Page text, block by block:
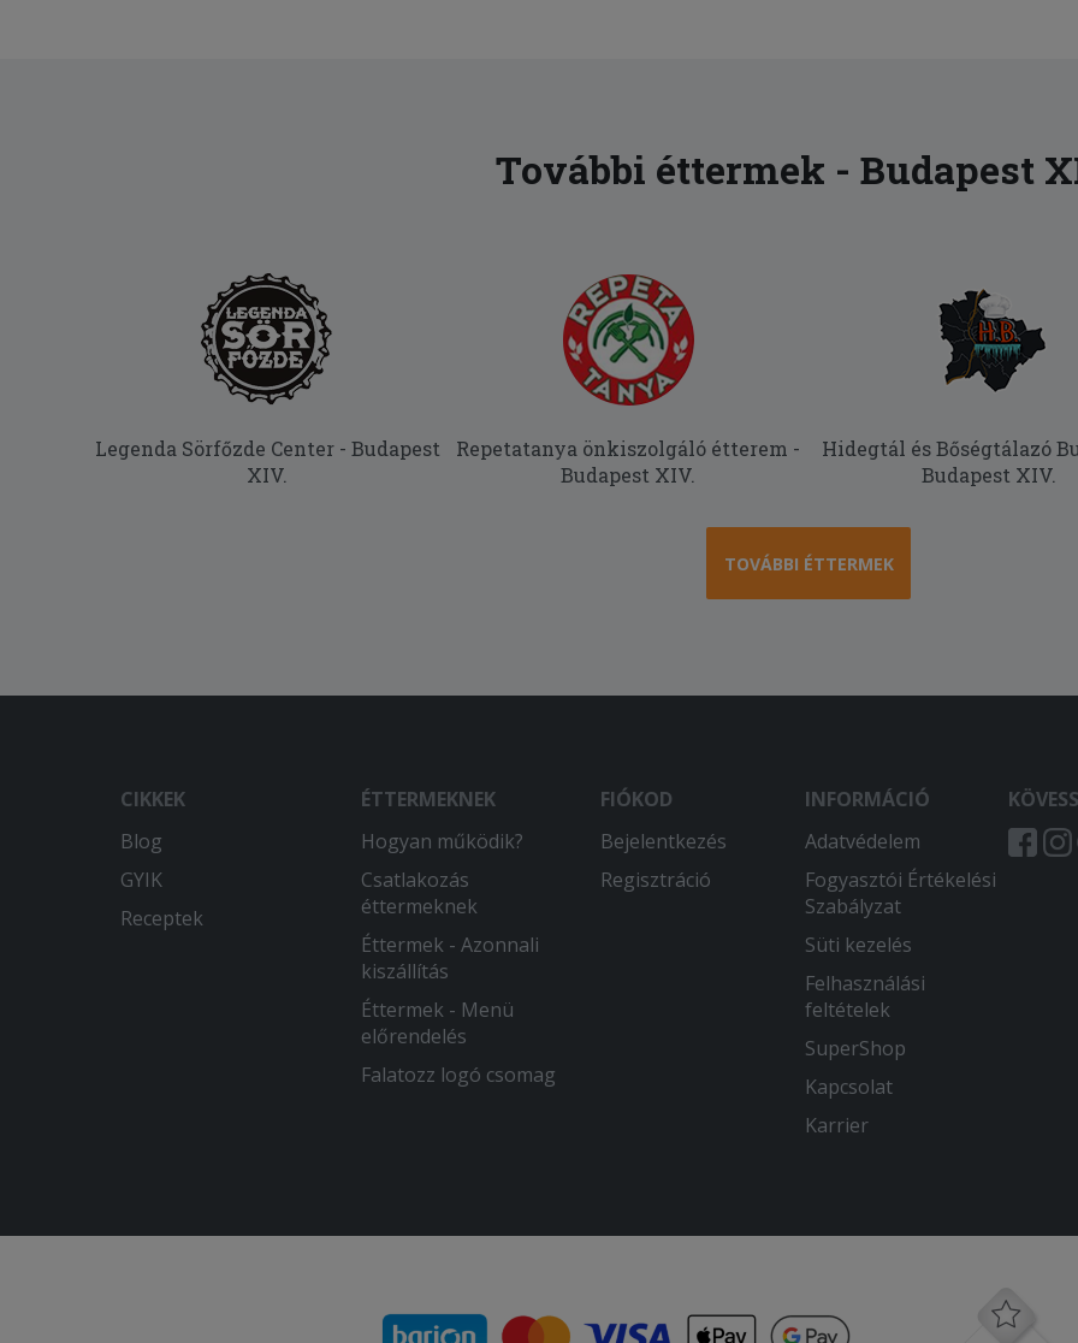
További éttermek - Budapest
Legenda Sörfőzde Center - Budapest
XIV.
Repetatanya önkiszolgáló étterem -
Budapest XIV.
Hidegtál és Bőségtálazó
Budapest XIV.
TOVÁBBI ÉTTERMEK
CIKKEK
Blog
GYIK
Receptek
ÉTTERMEKNEK
Hogyan működik?
Csatlakozás
éttermeknek
Éttermek - Azonnali
kiszállítás
Éttermek - Menü
előrendelés
Falatozz logó csomag
FIÓKOD
Bejelentkezés
Regisztráció
INFORMÁCIÓ
Adatvédelem
Fogyasztói Értékelési
Szabályzat
Süti kezelés
Felhasználási
feltételek
SuperShop
Kapcsolat
Karrier